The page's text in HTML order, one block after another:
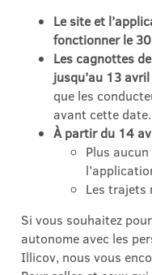
Le site et
fonctionner le
Les cagnottes
jusqu’au 13
que les
avant cette date.
À partir du 14
Plus
Les trajets
Si vous souhaitez
autonome avec les
Illicov, nous vous